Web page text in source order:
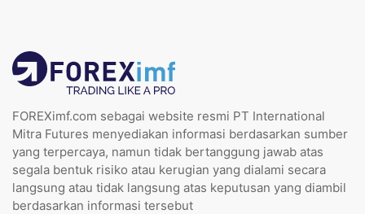
FOREXimf.com sebagai website resmi PT International
Mitra Futures menyediakan informasi berdasarkan sumber
yang terpercaya, namun tidak bertanggung jawab atas
segala bentuk risiko atau kerugian yang dialami secara
langsung atau tidak langsung atas keputusan yang diambil
berdasarkan informasi tersebut